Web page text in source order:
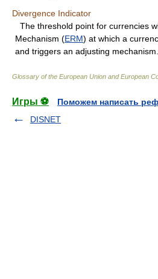
Divergence Indicator
The threshold point for currencies
Mechanism (ERM) at which a
and triggers an adjusting mechanism.
Glossary of the European Union and European
Игры ⚽
Поможем написать
DISNET